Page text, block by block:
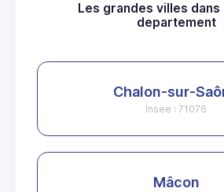
Les grandes villes dans
departement
Chalon-sur-
Insee : 71076
Mâcon